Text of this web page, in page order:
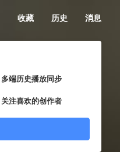
多端历史播放同步
关注喜欢的创作者
收藏 历史 消息